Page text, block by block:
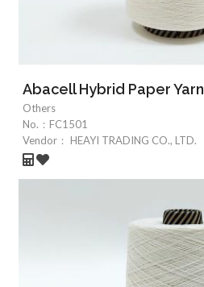
Abacell Hybrid Paper Yarn
Others
No.： FC1501
Vendor：
HEAYI TRADING CO., LTD.